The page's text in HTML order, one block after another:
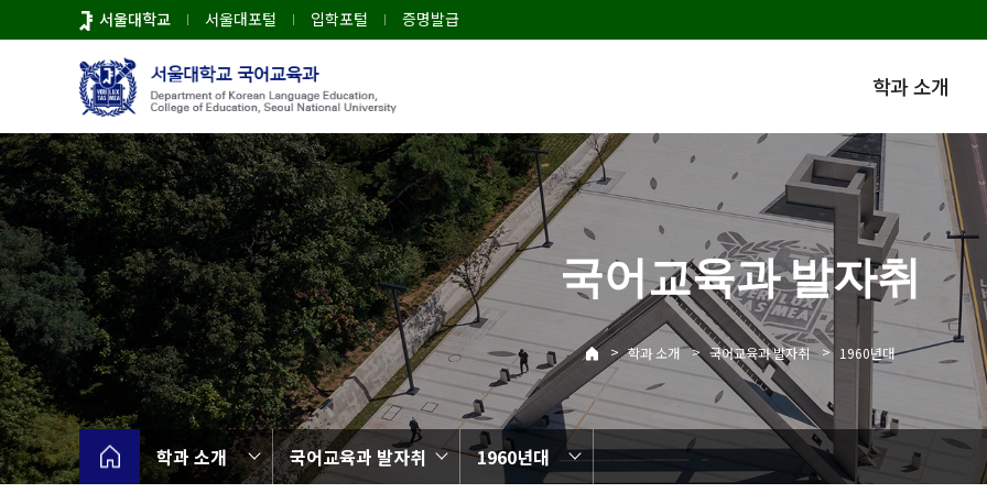
로
뉴
서울대학교 서울대포털 입학포털 증명발급
학과 소개
국어교육과 발자취
> 학과 소개 > 국어교육과 발자취 > 1960년대
학과 소개 국어교육과 발자취 1960년대